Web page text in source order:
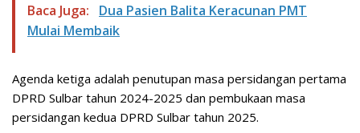
Baca Juga:
Dua Pasien Balita Keracunan PMT
Mulai Membaik
Agenda ketiga adalah penutupan masa persidangan pertama
DPRD Sulbar tahun 2024-2025 dan pembukaan masa
persidangan kedua DPRD Sulbar tahun 2025.